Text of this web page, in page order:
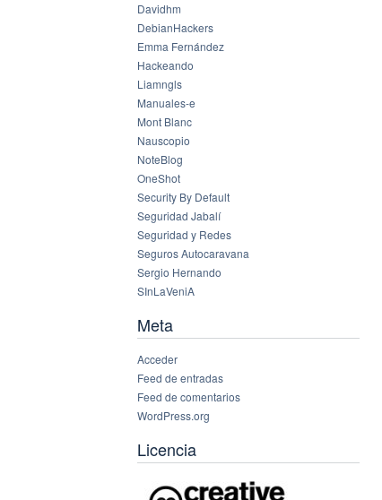
Davidhm
DebianHackers
Emma Fernández
Hackeando
Liamngls
Manuales-e
Mont Blanc
Nauscopio
NoteBlog
OneShot
Security By Default
Seguridad Jabalí
Seguridad y Redes
Seguros Autocaravana
Sergio Hernando
SInLaVeniA
Meta
Acceder
Feed de entradas
Feed de comentarios
WordPress.org
Licencia